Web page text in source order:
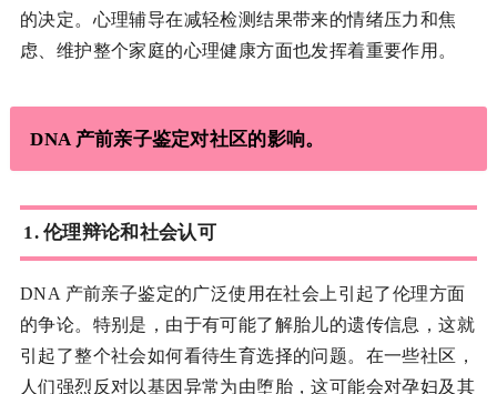
的决定。心理辅导在减轻检测结果带来的情绪压力和焦
虑、维护整个家庭的心理健康方面也发挥着重要作用。
DNA 产前亲子鉴定对社区的影响。
1. 伦理辩论和社会认可
DNA 产前亲子鉴定的广泛使用在社会上引起了伦理方面
的争论。特别是，由于有可能了解胎儿的遗传信息，这就
引起了整个社会如何看待生育选择的问题。在一些社区，
人们强烈反对以基因异常为由堕胎，这可能会对孕妇及其